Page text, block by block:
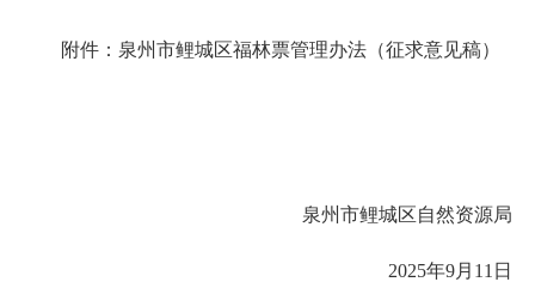
附件：泉州市鲤城区福林票管理办法（征求意见稿）
泉州市鲤城区自然资源局
2025年9月11日